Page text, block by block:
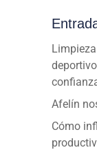
Afelín
Cómo